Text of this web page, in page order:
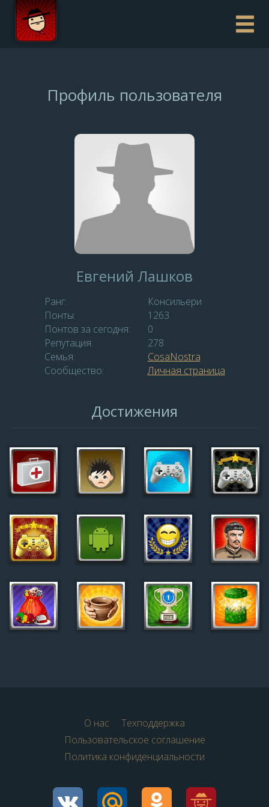
Профиль пользователя
Евгений Лашков
Ранг:
Консильери
Понты:
1263
Понтов за сегодня:
0
Репутация:
278
Семья:
СosaNostra
Сообщество:
Личная страница
Достижения
О нас
Техподдержка
Пользовательское соглашение
Политика конфиденциальности